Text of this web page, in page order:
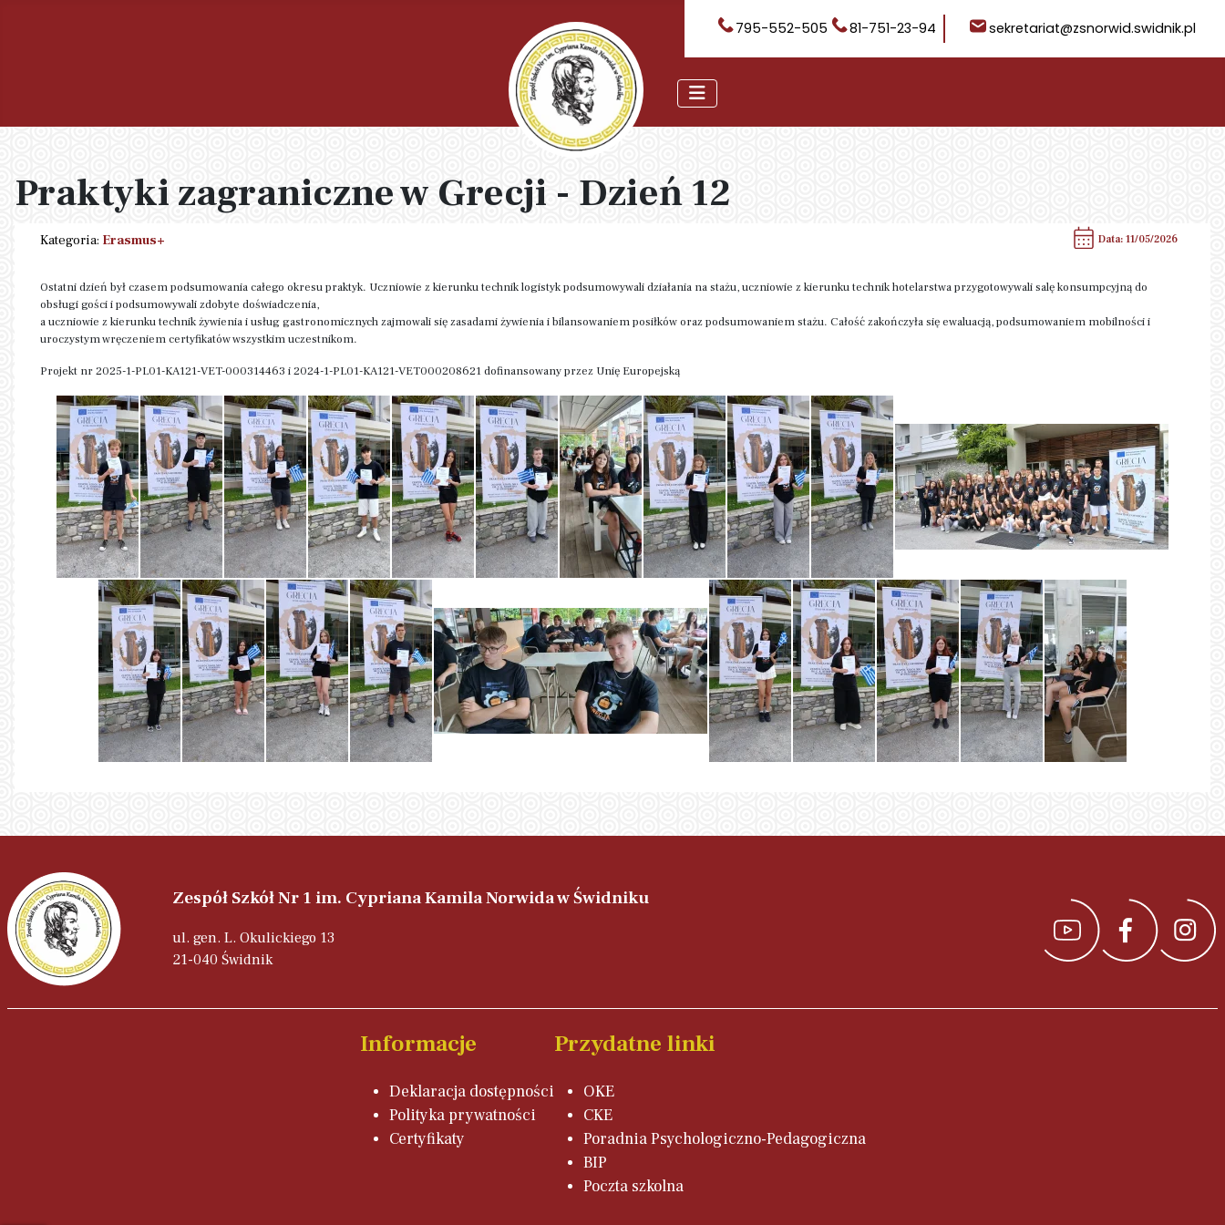
795-552-505 81-751-23-94 sekretariat@zsnorwid.swidnik.pl
Praktyki zagraniczne w Grecji - Dzień 12
Kategoria: Erasmus+ Data: 11/05/2026
Ostatni dzień był czasem podsumowania całego okresu praktyk. Uczniowie z kierunku technik logistyk podsumowywali działania na stażu, uczniowie z kierunku technik hotelarstwa przygotowywali salę konsumpcyjną do
obsługi gości i podsumowywali zdobyte doświadczenia,
a uczniowie z kierunku technik żywienia i usług gastronomicznych zajmowali się zasadami żywienia i bilansowaniem posiłków oraz podsumowaniem stażu. Całość zakończyła się ewaluacją, podsumowaniem mobilności i
uroczystym wręczeniem certyfikatów wszystkim uczestnikom.
Projekt nr 2025-1-PL01-KA121-VET-000314463 i 2024-1-PL01-KA121-VET000208621 dofinansowany przez Unię Europejską
Zespół Szkół Nr 1 im. Cypriana Kamila Norwida w Świdniku
ul. gen. L. Okulickiego 13
21-040 Świdnik
Informacje
Deklaracja dostępności
Polityka prywatności
Certyfikaty
Przydatne linki
OKE
CKE
Poradnia Psychologiczno-Pedagogiczna
BIP
Poczta szkolna